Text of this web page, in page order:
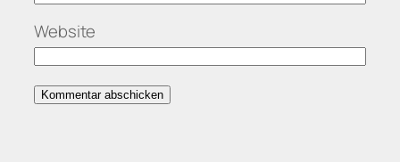
Website